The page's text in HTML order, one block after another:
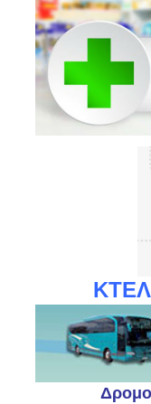
ΚΤΕΛ